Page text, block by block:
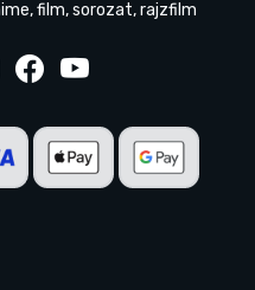
film, sorozat, rajzfilm